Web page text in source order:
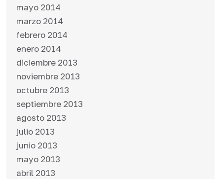
mayo 2014
marzo 2014
febrero 2014
enero 2014
diciembre 2013
noviembre 2013
octubre 2013
septiembre 2013
agosto 2013
julio 2013
junio 2013
mayo 2013
abril 2013